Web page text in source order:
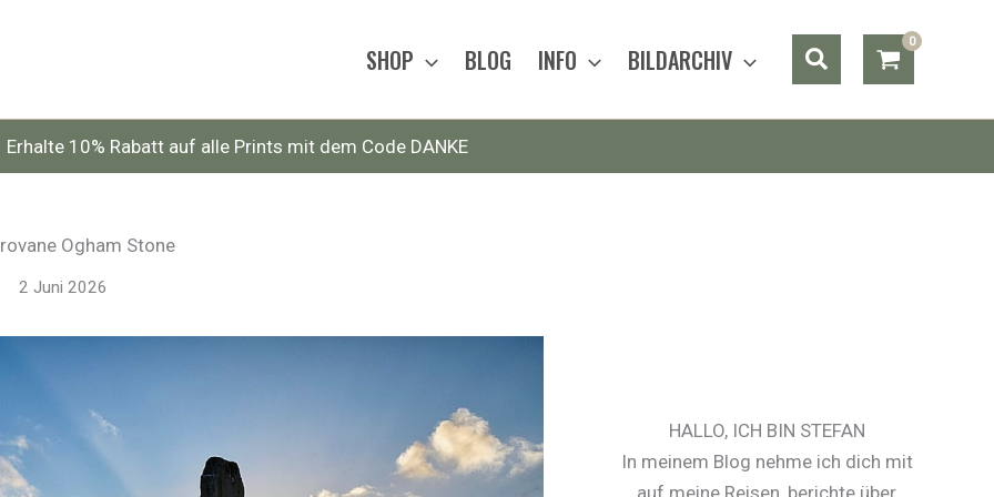
SHOP BLOG INFO BILDARCHIV Suchen
Erhalte 10% Rabatt auf alle Prints mit dem Code DANKE
Ogham Stone
2 Juni 2026
HALLO, ICH BIN STEFAN
In meinem Blog nehme ich dich mit
auf meine Reisen, berichte über